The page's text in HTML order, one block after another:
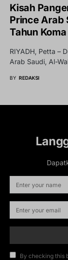
Kisah
Prince Arab
Tahun Koma
RIYADH, Petta –
Arab Saudi, Al-
BY REDAKSI
By checking this